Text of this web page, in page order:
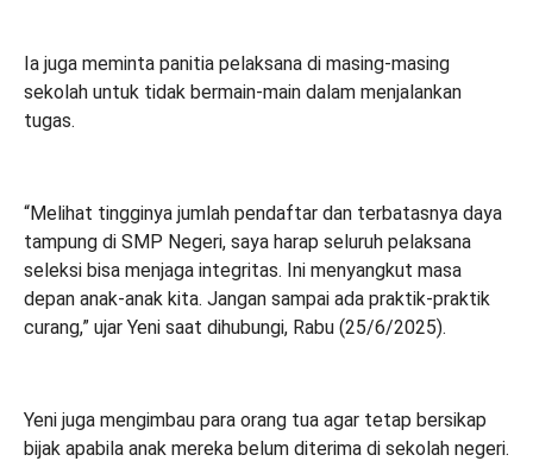
Ia juga meminta panitia pelaksana di masing-masing
sekolah untuk tidak bermain-main dalam menjalankan
tugas.
“Melihat tingginya jumlah pendaftar dan terbatasnya daya
tampung di SMP Negeri, saya harap seluruh pelaksana
seleksi bisa menjaga integritas. Ini menyangkut masa
depan anak-anak kita. Jangan sampai ada praktik-praktik
curang,” ujar Yeni saat dihubungi, Rabu (25/6/2025).
Yeni juga mengimbau para orang tua agar tetap bersikap
bijak apabila anak mereka belum diterima di sekolah negeri.